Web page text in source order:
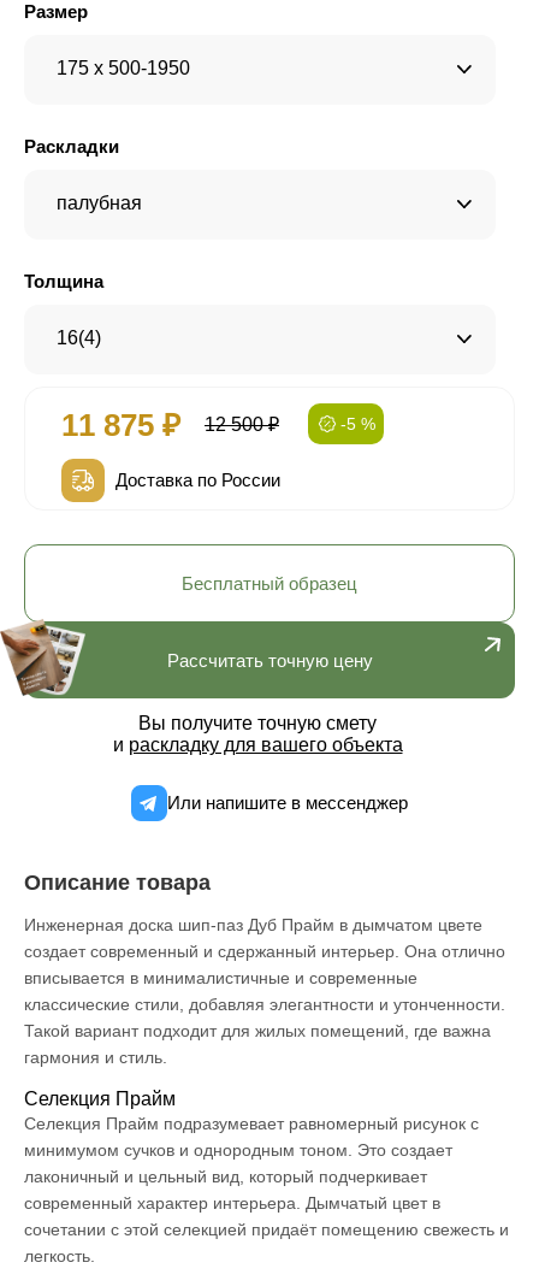
Размер
175 x 500-1950
Раскладки
палубная
Толщина
16(4)
11 875 ₽ 12 500 ₽ -5 %
Доставка по России
Рассчитать точную цену
Вы получите точную смету
и раскладку для вашего объекта
Или напишите в мессенджер
Бесплатный образец
Описание товара
Инженерная доска шип-паз Дуб Прайм в дымчатом цвете
создает современный и сдержанный интерьер. Она отлично
вписывается в минималистичные и современные
классические стили, добавляя элегантности и утонченности.
Такой вариант подходит для жилых помещений, где важна
гармония и стиль.
Селекция Прайм
Селекция Прайм подразумевает равномерный рисунок с
минимумом сучков и однородным тоном. Это создает
лаконичный и цельный вид, который подчеркивает
современный характер интерьера. Дымчатый цвет в
сочетании с этой селекцией придаёт помещению свежесть и
легкость.